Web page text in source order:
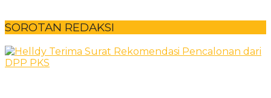
SOROTAN REDAKSI